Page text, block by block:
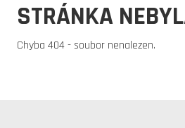
STRÁNKA
Chyba 404 - soubor nenalezen.